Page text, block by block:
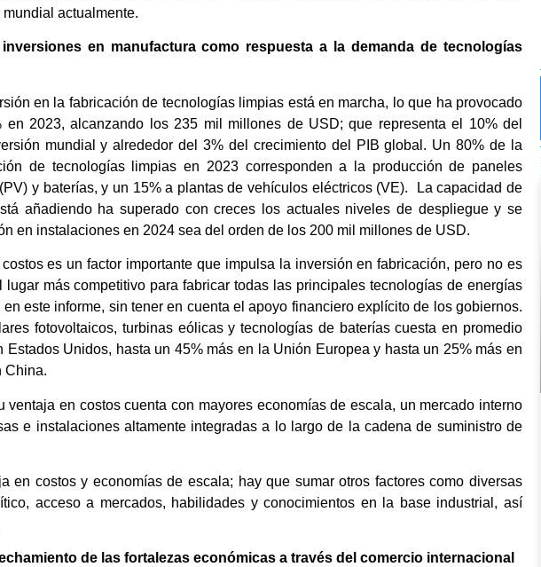
actualmente.
en manufactura como respuesta a la demanda de tecnologías
en la fabricación de tecnologías limpias está en marcha, lo que ha provocado
en 2023, alcanzando los 235 mil millones de USD; que representa el 10% del
mundial y alrededor del 3% del crecimiento del PIB global. Un 80% de la
de tecnologías limpias en 2023 corresponden a la producción de paneles
y baterías, y un 15% a plantas de vehículos eléctricos (VE). La capacidad de
añadiendo ha superado con creces los actuales niveles de despliegue y se
en instalaciones en 2024 sea del orden de los 200 mil millones de USD.
es un factor importante que impulsa la inversión en fabricación, pero no es
más competitivo para fabricar todas las principales tecnologías de energías
en este informe, sin tener en cuenta el apoyo financiero explícito de los gobiernos.
fotovoltaicos, turbinas eólicas y tecnologías de baterías cuesta en promedio
Estados Unidos, hasta un 45% más en la Unión Europea y hasta un 25% más en
China.
ventaja en costos cuenta con mayores economías de escala, un mercado interno
e instalaciones altamente integradas a lo largo de la cadena de suministro de
en costos y economías de escala; hay que sumar otros factores como diversas
acceso a mercados, habilidades y conocimientos en la base industrial, así
de las fortalezas económicas a través del comercio internacional